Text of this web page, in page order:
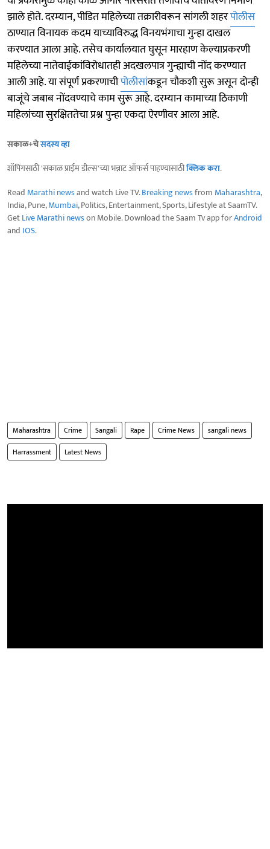
झाले होते. दरम्यान, पीडित महिलेच्या तक्रारीवरून सांगली शहरपोलीस
ठाण्यात विनायक कदम याच्याविरुद्ध विनयभंगाचा गुन्हा दाखल
करण्यात आला आहे. तसेच कार्यालयात घुसून मारहाण केल्याप्रकरणी
महिलेच्या नातेवाईकांविरोधातही अदखलपात्र गुन्ह्याची नोंद करण्यात
आली आहे. या संपूर्ण प्रकरणाचीपोलीसांकडून चौकशी सुरू असून दोन्ही
बाजूंचे जबाब नोंदवण्याचे काम सुरू आहे. दरम्यान कामाच्या ठिकाणी
महिलांच्या सुरक्षिततेचा प्रश्न पुन्हा एकदा ऐरणीवर आला आहे.
सकाळ+चेसदस्य व्हा
शॉपिंगसाठी 'सकाळ प्राईम डील्स'च्या भन्नाट ऑफर्स पाहण्यासाठीक्लिक करा.
Read Marathi newsand watch Live TV.Breaking newsfrom Maharashtra,
India, Pune,Mumbai, Politics, Entertainment, Sports, Lifestyle at SaamTV.
GetLive Marathi newson Mobile. Download the Saam Tv app forAndroid
and IOS.
Maharashtra Crime Sangali Rape Crime News
sangali news
Harrassment
Latest News